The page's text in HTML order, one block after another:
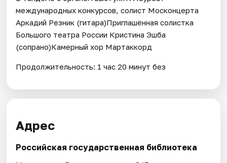
международных конкурсов, солист Москонцерта
Аркадий Резник (гитара)Приглашённая солистка
Большого театра России Кристина Эшба
(сопрано)Камерный хор Мартаккорд
Продолжительность: 1 час 20 минут без
Адрес
Российская государственная библиотека